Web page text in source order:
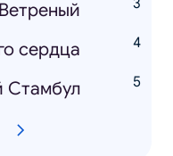
Ветреный
сердца
Стамбул